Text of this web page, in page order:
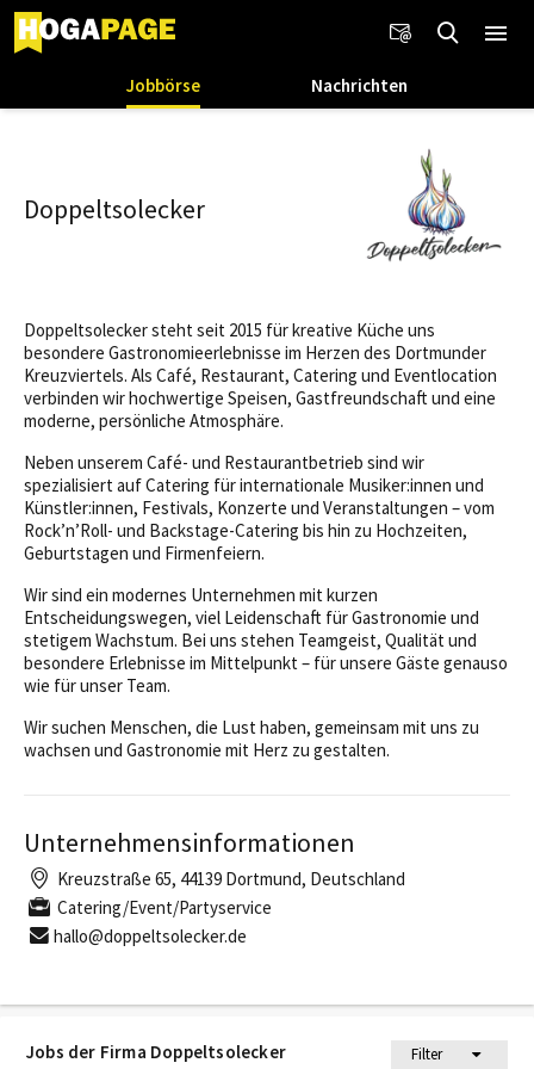
Jobbörse Nachrichten
Jobs der Firma Doppeltsolecker
Filter
Doppeltsolecker
Doppeltsolecker steht seit 2015 für kreative Küche uns
besondere Gastronomieerlebnisse im Herzen des Dortmunder
Kreuzviertels. Als Café, Restaurant, Catering und Eventlocation
verbinden wir hochwertige Speisen, Gastfreundschaft und eine
moderne, persönliche Atmosphäre.
Neben unserem Café- und Restaurantbetrieb sind wir
spezialisiert auf Catering für internationale Musiker:innen und
Künstler:innen, Festivals, Konzerte und Veranstaltungen – vom
Rock’n’Roll- und Backstage-Catering bis hin zu Hochzeiten,
Geburtstagen und Firmenfeiern.
Wir sind ein modernes Unternehmen mit kurzen
Entscheidungswegen, viel Leidenschaft für Gastronomie und
stetigem Wachstum. Bei uns stehen Teamgeist, Qualität und
besondere Erlebnisse im Mittelpunkt – für unsere Gäste genauso
wie für unser Team.
Wir suchen Menschen, die Lust haben, gemeinsam mit uns zu
wachsen und Gastronomie mit Herz zu gestalten.
Unternehmensinformationen
Kreuzstraße 65, 44139 Dortmund, Deutschland
Catering/Event/Partyservice
hallo@doppeltsolecker.de